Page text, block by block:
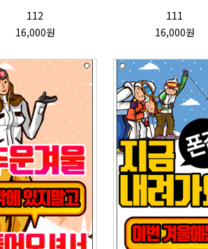
112
16,000원
111
16,000원